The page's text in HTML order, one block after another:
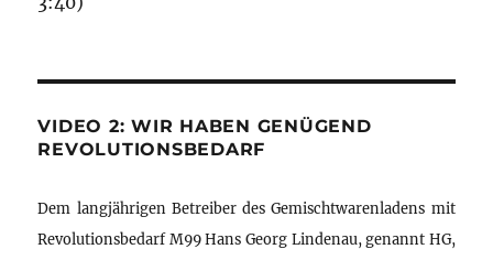
VIDEO 2: WIR HABEN GENÜGEND
REVOLUTIONSBEDARF
Dem langjährigen Betreiber des Gemischtwarenladens mit
Revolutionsbedarf M99 Hans Georg Lindenau, genannt HG,